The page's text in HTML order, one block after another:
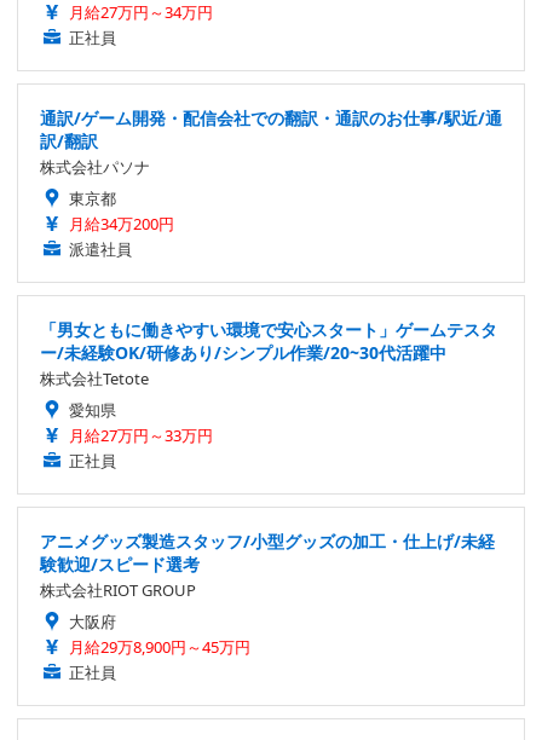
月給27万円～34万円
正社員
通訳/ゲーム開発・配信会社での翻訳・通訳のお仕事/駅近/通
訳/翻訳
株式会社パソナ
東京都
月給34万200円
派遣社員
「男女ともに働きやすい環境で安心スタート」ゲームテスタ
ー/未経験OK/研修あり/シンプル作業/20~30代活躍中
株式会社Tetote
愛知県
月給27万円～33万円
正社員
アニメグッズ製造スタッフ/小型グッズの加工・仕上げ/未経
験歓迎/スピード選考
株式会社RIOT GROUP
大阪府
月給29万8,900円～45万円
正社員